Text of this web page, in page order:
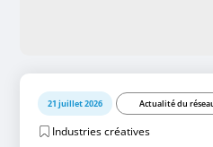
21 juillet 2026 Actualité du
Industries créatives